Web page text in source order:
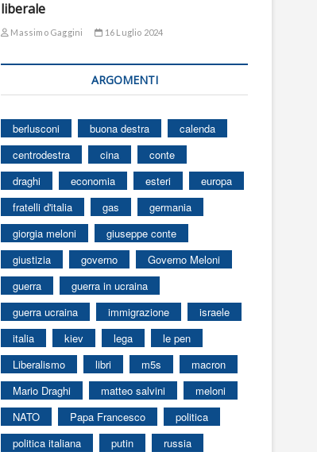
liberale
Massimo Gaggini 16 Luglio 2024
ARGOMENTI
berlusconi buona destra
calenda
centrodestra
cina
conte
draghi
economia esteri
europa
fratelli d'italia
gas
germania
giorgia meloni
giuseppe conte
giustizia
governo
Governo Meloni
guerra
guerra in ucraina
guerra ucraina
immigrazione
israele
italia
kiev lega
le pen
Liberalismo
libri m5s
macron
Mario Draghi
matteo salvini
meloni
NATO
Papa Francesco
politica
politica italiana
putin
russia